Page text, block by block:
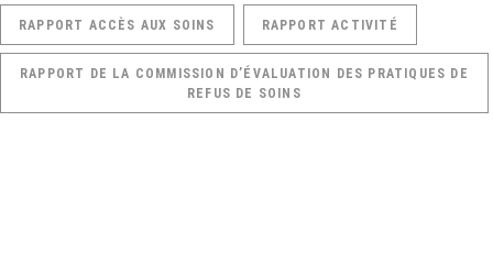
RAPPORT ACCÈS AUX SOINS RAPPORT ACTIVITÉ
RAPPORT DE LA COMMISSION D’ÉVALUATION DES PRATIQUES DE
REFUS DE SOINS